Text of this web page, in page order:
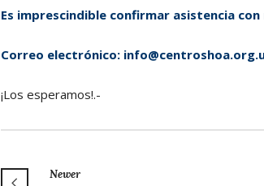
Es imprescindible confirmar asistencia
Correo electrónico:
¡Los esperamos!.-
Newer